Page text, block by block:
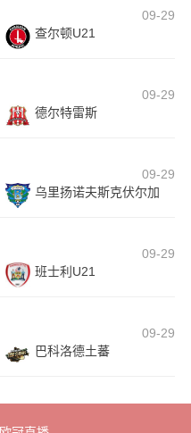
09-29
查尔顿U21
09-29
德尔特雷斯
09-29
乌里扬诺夫斯克伏尔加
09-29
班士利U21
09-29
巴科洛德土蕃